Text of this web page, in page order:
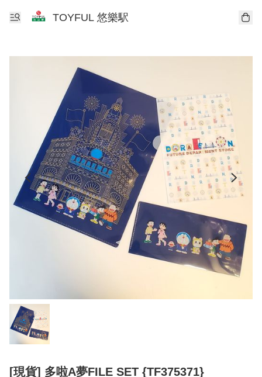
TOYFUL 悠樂駅
[現貨] 多啦A夢FILE SET {TF375371}